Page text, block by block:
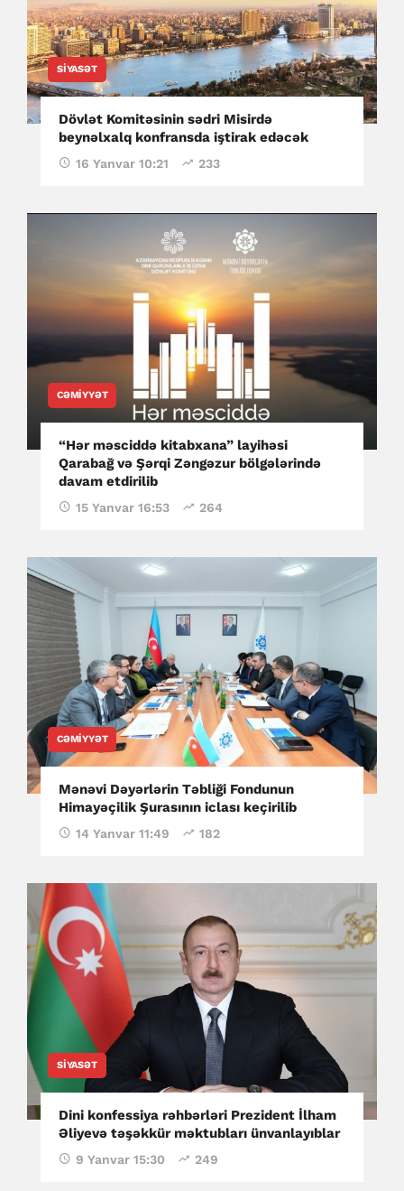
SIYASƏT
Dövlət Komitəsinin sədri Misirdə
beynəlxalq konfransda iştirak edəcək
16 Yanvar 10:21 233
CƏMIYYƏT
“Hər məsciddə kitabxana” layihəsi
Qarabağ və Şərqi Zəngəzur bölgələrində
davam etdirilib
15 Yanvar 16:53 264
CƏMIYYƏT
Mənəvi Dəyərlərin Təbliği Fondunun
Himayəçilik Şurasının iclası keçirilib
14 Yanvar 11:49 182
SIYASƏT
Dini konfessiya rəhbərləri Prezident İlham
Əliyevə təşəkkür məktubları ünvanlayıblar
9 Yanvar 15:30 249